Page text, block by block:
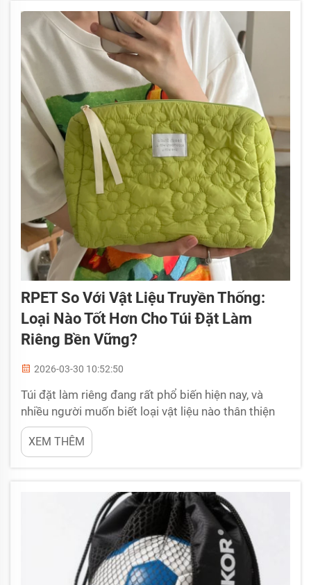
cũng như sau khi hoàn tất. Điều đó bao gồm việc
kiểm tra nguyên vật liệu để...
RPET So Với Vật Liệu Truyền Thống:
Loại Nào Tốt Hơn Cho Túi Đặt Làm
Riêng Bền Vững?
2026-03-30 10:52:50
Túi đặt làm riêng đang rất phổ biến hiện nay, và
nhiều người muốn biết loại vật liệu nào thân thiện
với môi trường. RPET — viết tắt của polyethylene
terephthalate tái chế — được sản xuất từ các chai
nhựa cũ. Điều này khiến RPET trở thành một lựa
XEM THÊM